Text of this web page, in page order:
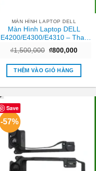
MÀN HÌNH LAPTOP DELL
Màn Hình Laptop DELL
E4200/E4300/E4310 – Thay
Tại Cửa Hàng Giá Rẻ TPHCM
₫1,500,000 Giá
là:
₫1,500,000.
₫800,000Giá
tại
THÊM VÀO GIỎ HÀNG
Save
-57%